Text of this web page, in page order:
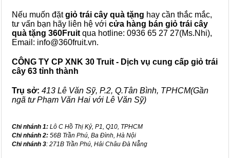
Nếu muốn đặtgiỏ trái cây quà tặng hay cần thắc mắc,
tư vấn bạn hãy liên hệ với cửa hàng bán giỏ trái cây
quà tặng 360Fruit qua hotline: 0936 65 27 27(Ms.Nhi),
Email: info@360fruit.vn.
CÔNG TY CP XNK 30 Truit - Dịch vụ cung cấp giỏ trái
cây 63 tỉnh thành
Trụ sở: 413 Lê Văn Sỹ, P.2, Q.Tân Bình, TPHCM(Gần
ngã tư Phạm Văn Hai với Lê Văn Sỹ)
Chi nhánh 1: Lô C Hồ Thị Kỷ, P1, Q10, TPHCM
Chi nhánh 2: 56B Trần Phú, Ba Đình, Hà Nội
Chi nhánh 3: 271B Trần Phú, Hải Châu Đà Nẵng